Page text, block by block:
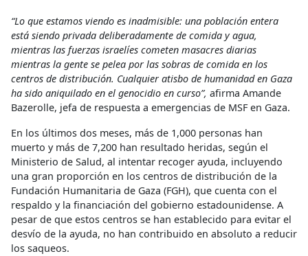
“Lo que estamos viendo es inadmisible: una población entera
está siendo privada deliberadamente de comida y agua,
mientras las fuerzas israelíes cometen masacres diarias
mientras la gente se pelea por las sobras de comida en los
centros de distribución. Cualquier atisbo de humanidad en Gaza
ha sido aniquilado en el genocidio en curso”, afirma Amande
Bazerolle, jefa de respuesta a emergencias de MSF en Gaza.
En los últimos dos meses, más de 1,000 personas han
muerto y más de 7,200 han resultado heridas, según el
Ministerio de Salud, al intentar recoger ayuda, incluyendo
una gran proporción en los centros de distribución de la
Fundación Humanitaria de Gaza (FGH), que cuenta con el
respaldo y la financiación del gobierno estadounidense. A
pesar de que estos centros se han establecido para evitar el
desvío de la ayuda, no han contribuido en absoluto a reducir
los saqueos.